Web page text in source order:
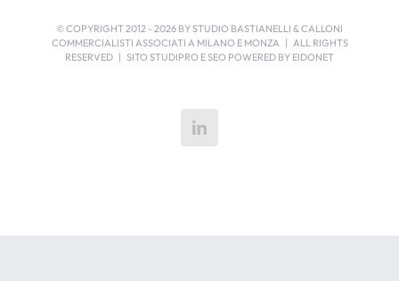
© COPYRIGHT 2012 - 2026 BY STUDIO BASTIANELLI & CALLONI
COMMERCIALISTI ASSOCIATI A MILANO E MONZA | ALL RIGHTS
RESERVED | SITO STUDIPRO E SEO POWERED BY EIDONET